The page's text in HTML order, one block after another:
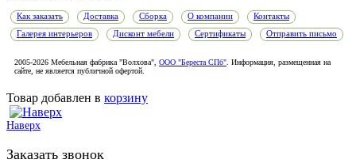
Как заказать Доставка Сборка О компании
Контакты
Галерея интерьеров
Дисконт мебели Сертификаты Отправить письмо
2005-2026 Мебельная фабрика "Волхова", ООО "Береста СПб" . Информация, размещенная на
сайте, не является публичной офертой.
Товар добавлен в корзину
Наверх
Заказать звонок